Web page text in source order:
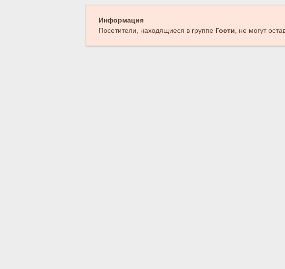
Информация
Посетители, находящиеся в группе Гости , не могут